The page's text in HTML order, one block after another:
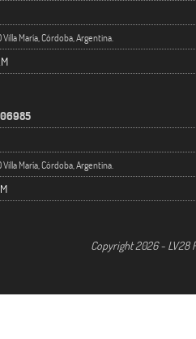
Villa María, Córdoba, Argentina.
María, Córdoba, Argentina.
Copyright 2026 - LV28